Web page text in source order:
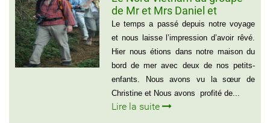
de Mr et Mrs Daniel et
Christine
Le temps a passé depuis notre voyage
et nous laisse l’impression d’avoir rêvé.
Hier nous étions dans notre maison du
bord de mer avec deux de nos petits-
enfants. Nous avons vu la sœur de
Christine et Nous avons profité de...
Lire la suite